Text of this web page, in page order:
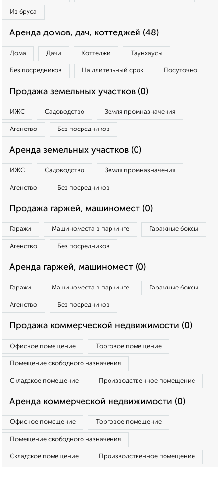
Из бруса
Аренда домов, дач, коттеджей (48)
Дома Дачи Коттеджи Таунхаусы
Без посредников На длительный срок Посуточно
Продажа земельных участков (0)
ИЖС Садоводство Земля промназначения
Агенство Без посредников
Аренда земельных участков (0)
ИЖС Садоводство Земля промназначения
Агенство Без посредников
Продажа гаржей, машиномест (0)
Гаражи Машиноместа в паркинге Гаражные боксы
Агенство Без посредников
Аренда гаржей, машиномест (0)
Гаражи Машиноместа в паркинге Гаражные боксы
Агенство Без посредников
Продажа коммерческой недвижимости (0)
Офисное помещение Торговое помещение
Помещение свободного назначения
Складское помещение Производственное помещение
Аренда коммерческой недвижимости (0)
Офисное помещение Торговое помещение
Помещение свободного назначения
Складское помещение Производственное помещение